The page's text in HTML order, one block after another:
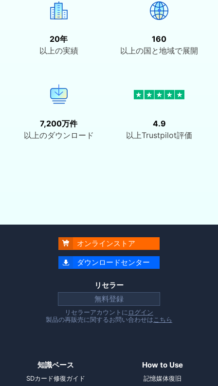
20年
以上の実績
160
以上の国と地域で展開
7,200万件
以上のダウンロード
4.9
以上Trustpilot評価
 オンラインストア
 ダウンロードセンター
リセラー
無料登録
リセラーアカウントにログイン
製品の再販売に関するお問い合わせはこちら
知識ベース
SDカード修復ガイド
How to Use
記憶媒体復旧